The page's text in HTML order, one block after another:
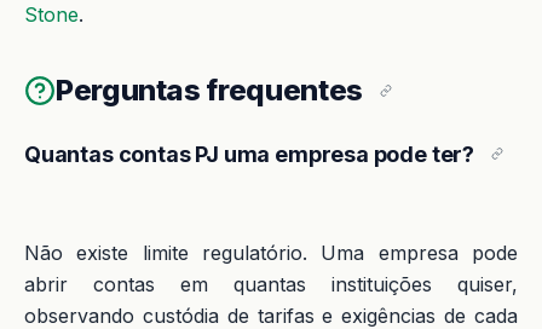
Stone.
Perguntas frequentes
Quantas contas PJ uma empresa pode ter?
Não existe limite regulatório. Uma empresa pode
abrir contas em quantas instituições quiser,
observando custódia de tarifas e exigências de cada